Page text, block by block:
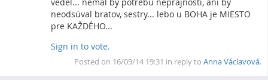
vedel... nemal by potrebu neprajnosti, ani by
neodsúval bratov, sestry... lebo u BOHA je MIESTO
pre KAŽDÉHO...
Sign in to vote.
Top
Posted on 16/09/14 19:31 in reply to Anna Václavová.